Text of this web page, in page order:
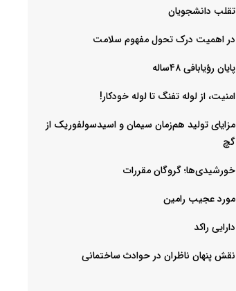
‌تقلب دانشجویان
در اهمیت درک تحول مفهوم سلامت
پایان رؤیابافی ۴۸ساله
امنیت، از لوله تفنگ تا ‌لوله خودکار!
مزایای تولید هم‌زمان سیمان و اسیدسولفوریک از
گچ
خورشیدی‌ها؛ گروگان مقررات
مورد عجیب رامین
دارایی راکد
نقش پنهان ناظران در حوادث ساختمانی